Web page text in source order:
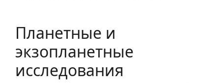
Планетные и
экзопланетные
исследования